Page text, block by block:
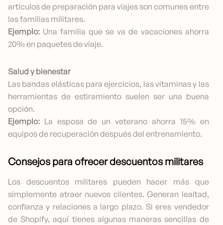
artículos de preparación para viajes son comunes entre
las familias militares.
Ejemplo: Una familia que se va de vacaciones ahorra
20% en paquetes de viaje.
Salud y bienestar
Las bandas elásticas para ejercicios, las vitaminas y las
herramientas de estiramiento suelen ser una buena
opción.
Ejemplo: La esposa de un veterano ahorra 15% en
equipos de recuperación después del entrenamiento.
Consejos para ofrecer descuentos militares
Los descuentos militares pueden hacer más que
simplemente atraer nuevos clientes. Generan lealtad,
confianza y relaciones a largo plazo. Si eres vendedor
de Shopify, aquí tienes algunas maneras sencillas de